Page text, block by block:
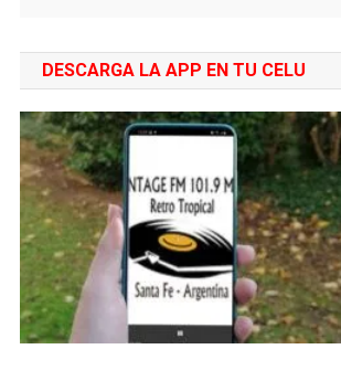
DESCARGA LA APP EN TU CELU